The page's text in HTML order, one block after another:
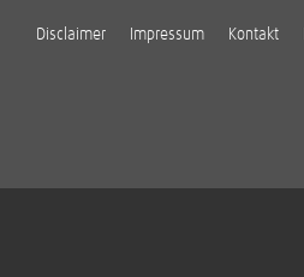
Disclaimer Impressum Kontakt